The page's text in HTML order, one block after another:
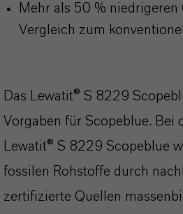
Mehr als 50 % niedrigeren
Vergleich zum
Das Lewatit® S 8229
Vorgaben für Scopeblue. Bei
Lewatit® S 8229 Scopeblue
fossilen Rohstoffe durch
zertifizierte Quellen